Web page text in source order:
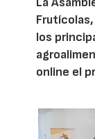
los
online el